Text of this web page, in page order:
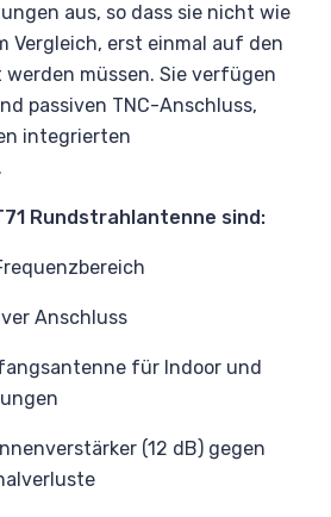
aus, so dass sie nicht wie
Vergleich, erst einmal auf den
müssen. Sie verfügen
passiven TNC-Anschluss,
integrierten
Rundstrahlantenne sind:
Anschluss
für Indoor und
(12 dB) gegen